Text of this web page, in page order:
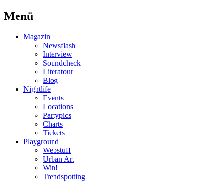
Menü
Magazin
Newsflash
Interview
Soundcheck
Literatour
Blog
Nightlife
Events
Locations
Partypics
Charts
Tickets
Playground
Webstuff
Urban Art
Win!
Trendspotting